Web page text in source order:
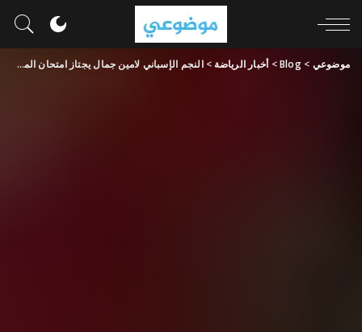
موضوعي >
Blog
> أخبار الرياضة >النجم الإسباني لامين جمال يجتاز امتحان المرحلة الثانوية